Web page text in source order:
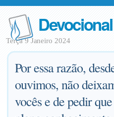
Terça 9 Janeiro 2024
Por essa razão,
ouvimos, não
vocês e de pedir